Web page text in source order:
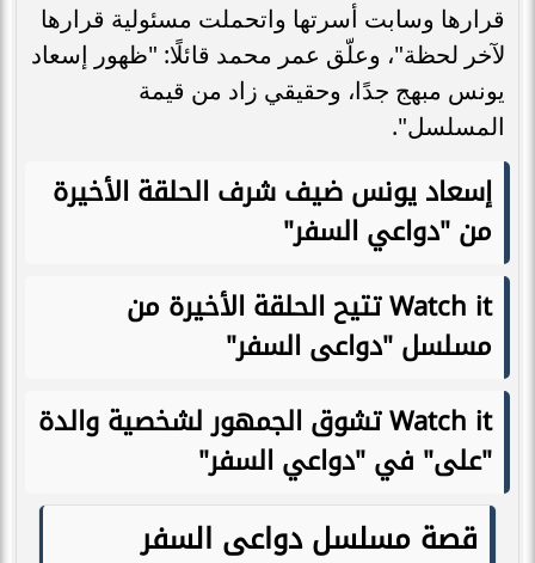
قرارها وسابت أسرتها واتحملت مسئولية قرارها
لآخر لحظة"، وعلّق عمر محمد قائلًا: "ظهور إسعاد
يونس مبهج جدًا، وحقيقي زاد من قيمة
المسلسل".
إسعاد يونس ضيف شرف الحلقة الأخيرة
من "دواعي السفر"
Watch it تتيح الحلقة الأخيرة من
مسلسل "دواعى السفر"
Watch it تشوق الجمهور لشخصية والدة
"على" في "دواعي السفر"
قصة مسلسل دواعى السفر